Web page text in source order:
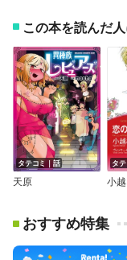
この本を読んだ
タテコミ｜話
天原
タ
小
おすすめ特集